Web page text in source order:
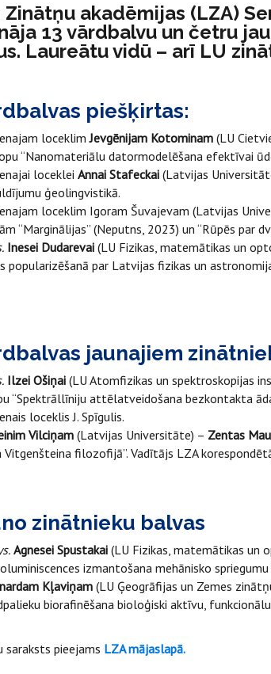
akadēmijas (LZA)
13 vārdbalvu un četru
Laureātu vidū – arī LU
piešķirtas:
loceklimJevgēnijam Kotominam (LU
“Nanomateriālu datormodelēšana efektīvai
loceklei Annai Stafeckai (Latvijas
ģeolingvistikā.
loceklim Igoram Šuvajevam (Latvijas
“Marginālijas” (Neputns, 2023) un “Rūpēs par
Inesei Dudarevai (LU Fizikas, matemātikas un
popularizēšanā par Latvijas fizikas un
jaunajiem
Ilzei Ošiņai (LU Atomfizikas un spektroskopijas
“Spektrāllīniju attēlatveidošana bezkontakta
loceklis J. Spīgulis.
Vilciņam (Latvijas Universitāte) – Zentas
Vitgenšteina filozofijā”. Vadītājs LZA
zinātnieku balvas
Agnesei Spustakai (LU Fizikas, matemātikas un
izmantošana mehānisko spriegumu
Kļaviņam (LU Ģeogrāfijas un Zemes
biorafinēšana bioloģiski aktīvu,
saraksts pieejams LZA mājaslapā.